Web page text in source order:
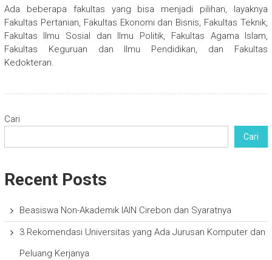
Ada beberapa fakultas yang bisa menjadi pilihan, layaknya
Fakultas Pertanian, Fakultas Ekonomi dan Bisnis, Fakultas Teknik,
Fakultas Ilmu Sosial dan Ilmu Politik, Fakultas Agama Islam,
Fakultas Keguruan dan Ilmu Pendidikan, dan Fakultas
Kedokteran.
Cari
Cari
Recent Posts
Beasiswa Non-Akademik IAIN Cirebon dan Syaratnya
3 Rekomendasi Universitas yang Ada Jurusan Komputer dan
Peluang Kerjanya